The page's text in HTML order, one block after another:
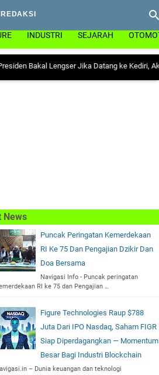
REDAKSI
INDUSTRI SEJARAH
Lengser Jika Datang ke Kediri, Akankah
News
Puncak Peringatan Kemerdekaan
RI Ke 75 Dan Pengajian Dzikir Dan
Doa Bersama
Navigasi Info - Puncak peringatan
RI ke 75 dan Pengajian …
Figure Technologies Raup $788
Juta Dari IPO Nasdaq, Saham FIGR
Siap Diperdagangkan — Momentum
Besar Bagi Industri Blockchain
– Dunia keuangan dan teknologi